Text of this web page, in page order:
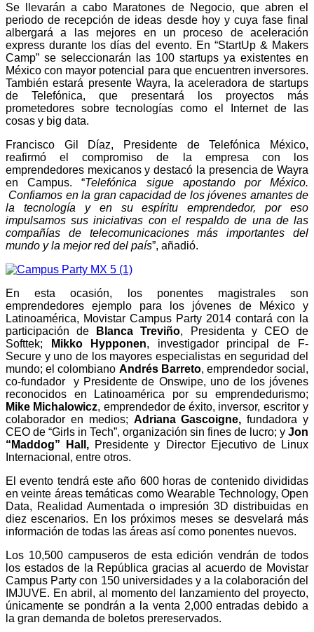
Se llevarán a cabo Maratones de Negocio, que abren el
periodo de recepción de ideas desde hoy y cuya fase final
albergará a las mejores en un proceso de aceleración
express durante los días del evento. En “StartUp & Makers
Camp” se seleccionarán las 100 startups ya existentes en
México con mayor potencial para que encuentren inversores.
También estará presente Wayra, la aceleradora de startups
de Telefónica, que presentará los proyectos más
prometedores sobre tecnologías como el Internet de las
cosas y big data.
Francisco Gil Díaz, Presidente de Telefónica México,
reafirmó el compromiso de la empresa con los
emprendedores mexicanos y destacó la presencia de Wayra
en Campus. “Telefónica sigue apostando por México.
Confiamos en la gran capacidad de los jóvenes amantes de
la tecnología y en su espíritu emprendedor, por eso
impulsamos sus iniciativas con el respaldo de una de las
compañías de telecomunicaciones más importantes del
mundo y la mejor red del país”, añadió.
En esta ocasión, los ponentes magistrales son
emprendedores ejemplo para los jóvenes de México y
Latinoamérica, Movistar Campus Party 2014 contará con la
participación de
Blanca Treviño, Presidenta y CEO de
Softtek;
Mikko Hypponen, investigador principal de F-
Secure y uno de los mayores especialistas en seguridad del
mundo; el colombiano Andrés Barreto, emprendedor social,
co-fundador y Presidente de Onswipe, uno de los jóvenes
reconocidos en Latinoamérica por su emprendedurismo;
Mike Michalowicz, emprendedor de éxito, inversor, escritor y
colaborador en medios; Adriana Gascoigne,fundadora y
CEO de “Girls in Tech”, organización sin fines de lucro; y Jon
“Maddog” Hall, Presidente y Director Ejecutivo de Linux
Internacional, entre otros.
El evento tendrá este año 600 horas de contenido divididas
en veinte áreas temáticas como Wearable Technology, Open
Data, Realidad Aumentada o impresión 3D distribuidas en
diez escenarios. En los próximos meses se desvelará más
información de todas las áreas así como ponentes nuevos.
Los 10,500 campuseros de esta edición vendrán de todos
los estados de la República gracias al acuerdo de Movistar
Campus Party con 150 universidades y a la colaboración del
IMJUVE. En abril, al momento del lanzamiento del proyecto,
únicamente se pondrán a la venta 2,000 entradas debido a
la gran demanda de boletos prereservados.